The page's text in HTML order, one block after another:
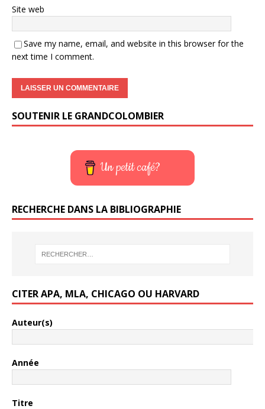
Site web
Save my name, email, and website in this browser for the
next time I comment.
SOUTENIR LE GRANDCOLOMBIER
Un petit café?
RECHERCHE DANS LA BIBLIOGRAPHIE
CITER APA, MLA, CHICAGO OU HARVARD
Auteur(s)
Année
Titre